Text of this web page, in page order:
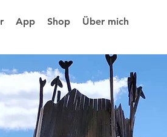
App Shop Über mich